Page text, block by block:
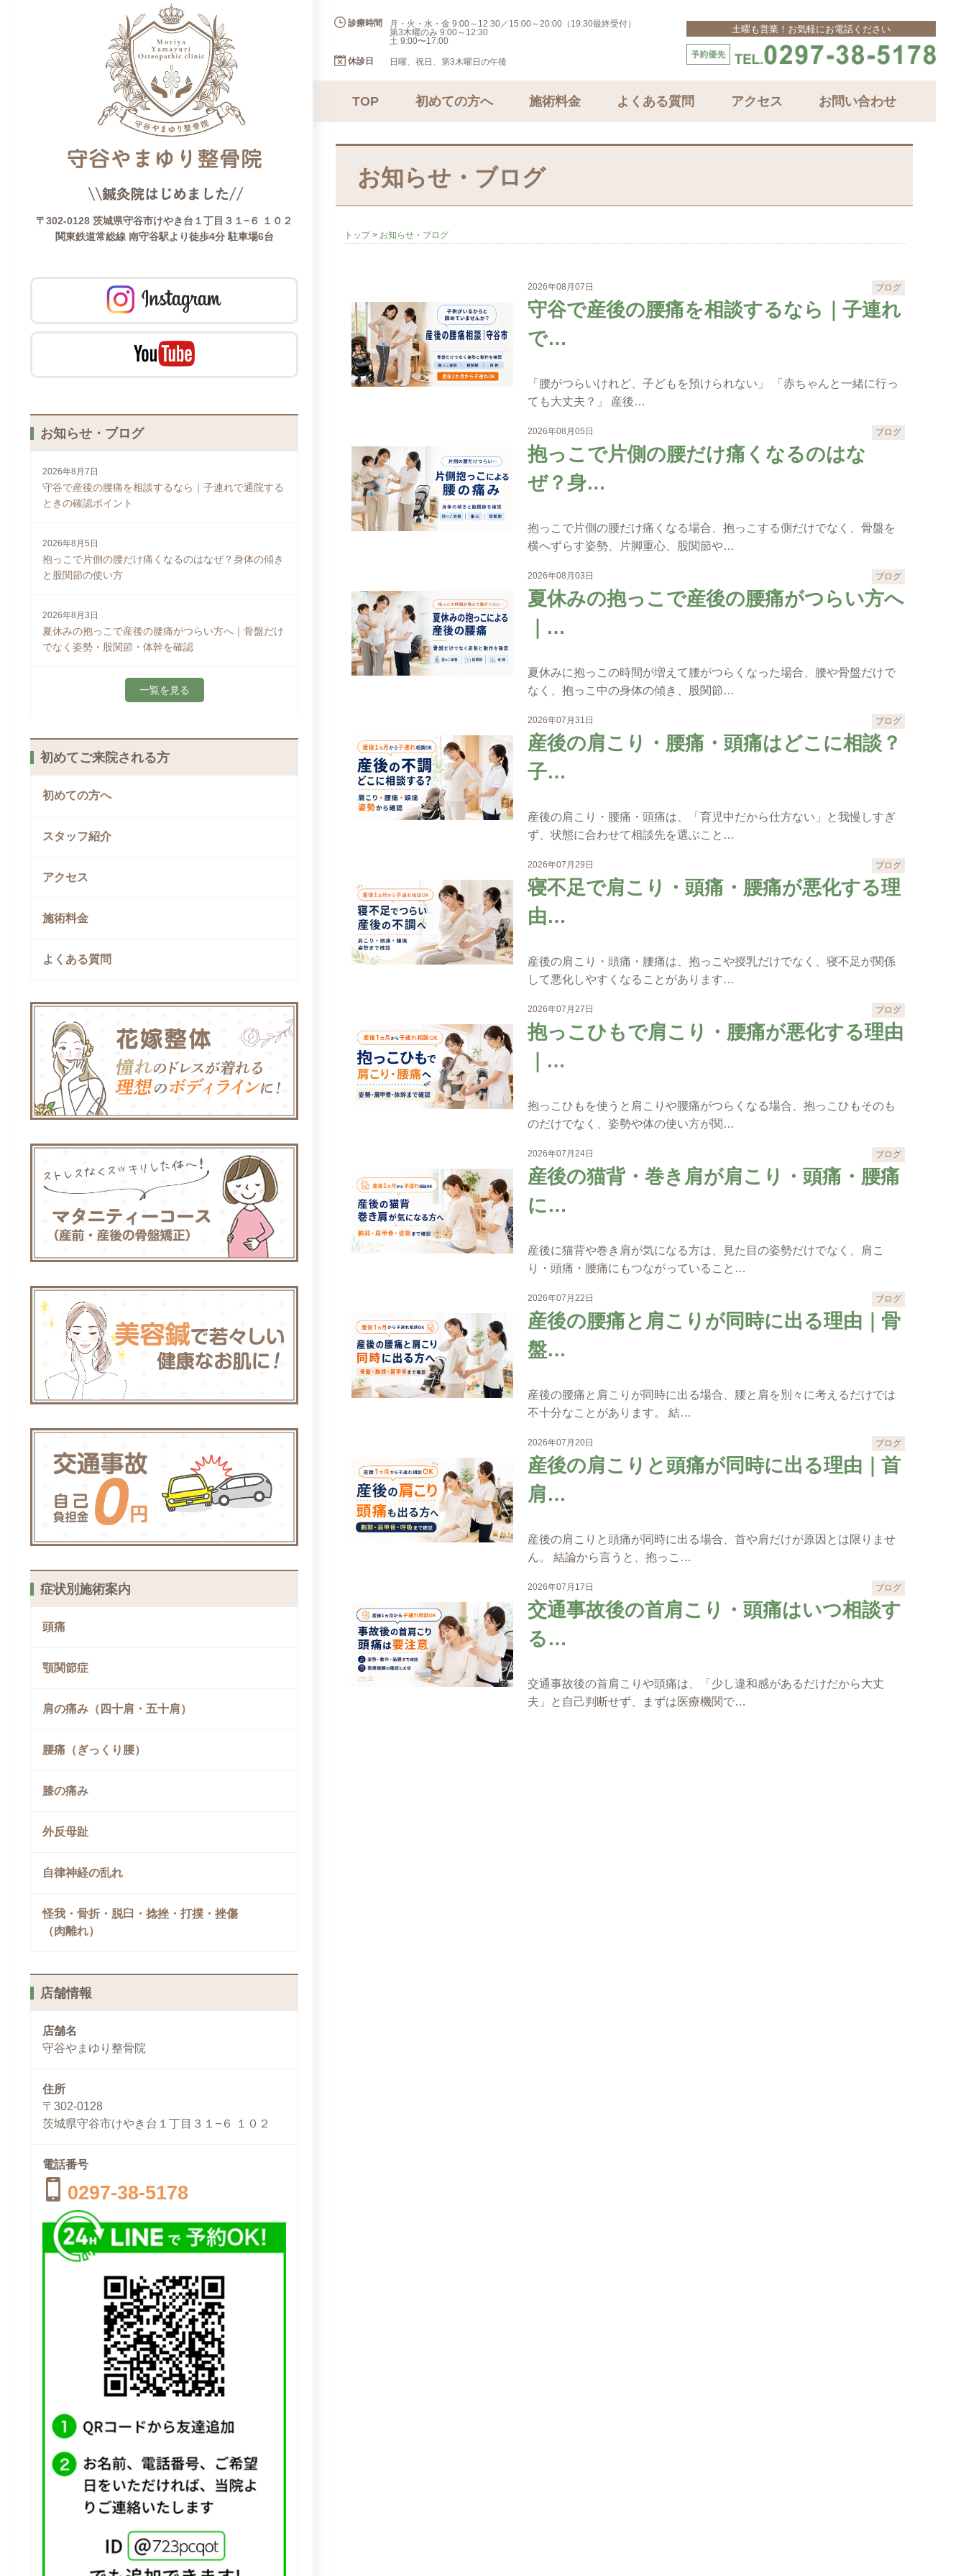
〒302-0128 茨城県守谷市けやき台１丁目３１−６ １０２
関東鉄道常総線 南守谷駅より徒歩4分 駐車場6台
お知らせ・ブログ
2026年8月7日
守谷で産後の腰痛を相談するなら｜子連れで通院する
ときの確認ポイント
2026年8月5日
抱っこで片側の腰だけ痛くなるのはなぜ？身体の傾き
と股関節の使い方
2026年8月3日
夏休みの抱っこで産後の腰痛がつらい方へ｜骨盤だけ
でなく姿勢・股関節・体幹を確認
一覧を見る
初めてご来院される方
初めての方へ
スタッフ紹介
アクセス
施術料金
よくある質問
症状別施術案内
頭痛
顎関節症
肩の痛み（四十肩・五十肩）
腰痛（ぎっくり腰）
膝の痛み
外反母趾
自律神経の乱れ
怪我・骨折・脱臼・捻挫・打撲・挫傷
（肉離れ）
店舗情報
店舗名
守谷やまゆり整骨院
住所
〒302-0128
茨城県守谷市けやき台１丁目３１−６ １０２
電話番号
0297-38-5178
診療時間
月・火・水・金 9:00～12:30／15:00～20:00（19:30最終受付）
第3木曜のみ 9:00～12:30
土 9:00〜17:00
休診日
日曜、祝日、第3木曜日の午後
土曜も営業！お気軽にお電話ください
TOP 初めての方へ 施術料金 よくある質問 アクセス お問い合わせ
お知らせ・ブログ
トップ> お知らせ・ブログ
2026年08月07日 ブログ
守谷で産後の腰痛を相談するなら｜子連れ
で…
「腰がつらいけれど、子どもを預けられない」 「赤ちゃんと一緒に行っ
ても大丈夫？」 産後…
2026年08月05日 ブログ
抱っこで片側の腰だけ痛くなるのはな
ぜ？身…
抱っこで片側の腰だけ痛くなる場合、抱っこする側だけでなく、骨盤を
横へずらす姿勢、片脚重心、股関節や…
2026年08月03日 ブログ
夏休みの抱っこで産後の腰痛がつらい方へ
｜…
夏休みに抱っこの時間が増えて腰がつらくなった場合、腰や骨盤だけで
なく、抱っこ中の身体の傾き、股関節…
2026年07月31日 ブログ
産後の肩こり・腰痛・頭痛はどこに相談？
子…
産後の肩こり・腰痛・頭痛は、「育児中だから仕方ない」と我慢しすぎ
ず、状態に合わせて相談先を選ぶこと…
2026年07月29日 ブログ
寝不足で肩こり・頭痛・腰痛が悪化する理
由…
産後の肩こり・頭痛・腰痛は、抱っこや授乳だけでなく、寝不足が関係
して悪化しやすくなることがあります…
2026年07月27日 ブログ
抱っこひもで肩こり・腰痛が悪化する理由
｜…
抱っこひもを使うと肩こりや腰痛がつらくなる場合、抱っこひもそのも
のだけでなく、姿勢や体の使い方が関…
2026年07月24日 ブログ
産後の猫背・巻き肩が肩こり・頭痛・腰痛
に…
産後に猫背や巻き肩が気になる方は、見た目の姿勢だけでなく、肩こ
り・頭痛・腰痛にもつながっていること…
2026年07月22日 ブログ
産後の腰痛と肩こりが同時に出る理由｜骨
盤…
産後の腰痛と肩こりが同時に出る場合、腰と肩を別々に考えるだけでは
不十分なことがあります。 結…
2026年07月20日 ブログ
産後の肩こりと頭痛が同時に出る理由｜首
肩…
産後の肩こりと頭痛が同時に出る場合、首や肩だけが原因とは限りませ
ん。 結論から言うと、抱っこ…
2026年07月17日 ブログ
交通事故後の首肩こり・頭痛はいつ相談す
る…
交通事故後の首肩こりや頭痛は、「少し違和感があるだけだから大丈
夫」と自己判断せず、まずは医療機関で…